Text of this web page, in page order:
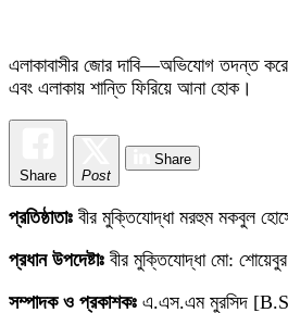
এলাকাবাসীর জোর দাবি—অভিযোগ তদন্ত
এবং এলাকায় শান্তি ফিরিয়ে আনা হোক।
Share Post
Share
প্রতিষ্ঠাতাঃ বীর মুক্তিযোদ্ধা মরহুম মকবুল
প্রধান উপদেষ্টাঃ বীর মুক্তিযোদ্ধা মো:
সম্পাদক ও প্রকাশকঃ এ.এস.এম মুরসিদ